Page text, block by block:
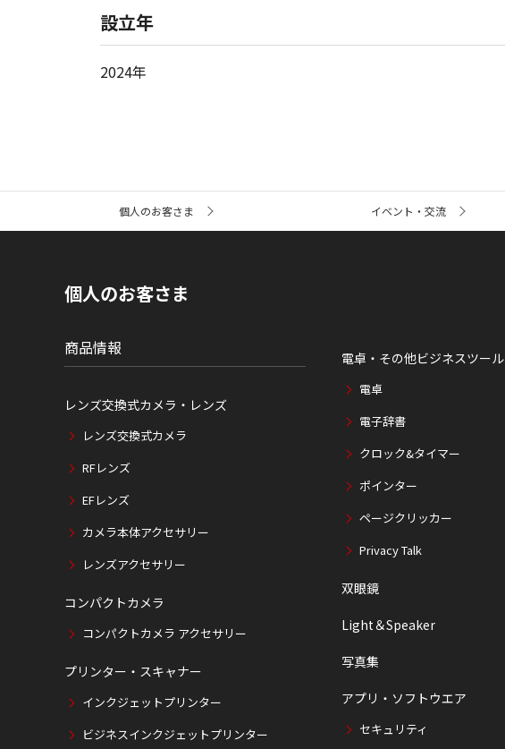
設立年
2024年
ト
個人のお客さま イベント・交流
個人のお客さま
商品情報
レンズ交換式カメラ・レンズ
レンズ交換式カメラ
RFレンズ
EFレンズ
カメラ本体アクセサリー
レンズアクセサリー
コンパクトカメラ
コンパクトカメラ アクセサリー
プリンター・スキャナー
インクジェットプリンター
ビジネスインクジェットプリンター
電卓・その他ビジネスツール
電卓
電子辞書
クロック&タイマー
ポインター
ページクリッカー
Privacy Talk
双眼鏡
Light＆Speaker
写真集
アプリ・ソフトウエア
セキュリティ